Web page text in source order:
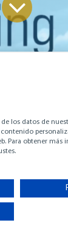
los datos de
Para obtener más